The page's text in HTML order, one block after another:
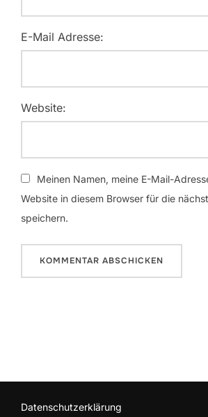
E-Mail Adresse:
Website:
Meinen Namen, meine E-Mail-
Website in diesem Browser für die
speichern.
Datenschutzerklärung